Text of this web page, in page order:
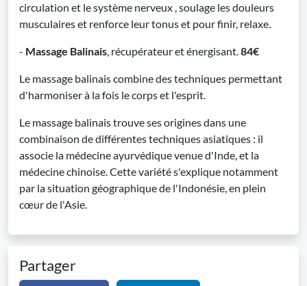
circulation et le système nerveux , soulage les douleurs
musculaires et renforce leur tonus et pour finir, relaxe.
- Massage Balinais, récupérateur et énergisant.84€
Le massage balinais combine des techniques permettant
d'harmoniser à la fois le corps et l'esprit.
Le massage balinais trouve ses origines dans une
combinaison de différentes techniques asiatiques : il
associe la médecine ayurvédique venue d'Inde, et la
médecine chinoise. Cette variété s'explique notamment
par la situation géographique de l'Indonésie, en plein
cœur de l'Asie.
Partager